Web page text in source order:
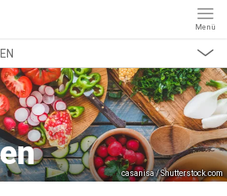
Menü
REZEPTKATEGORIEN
casanisa / Shutterstock.com